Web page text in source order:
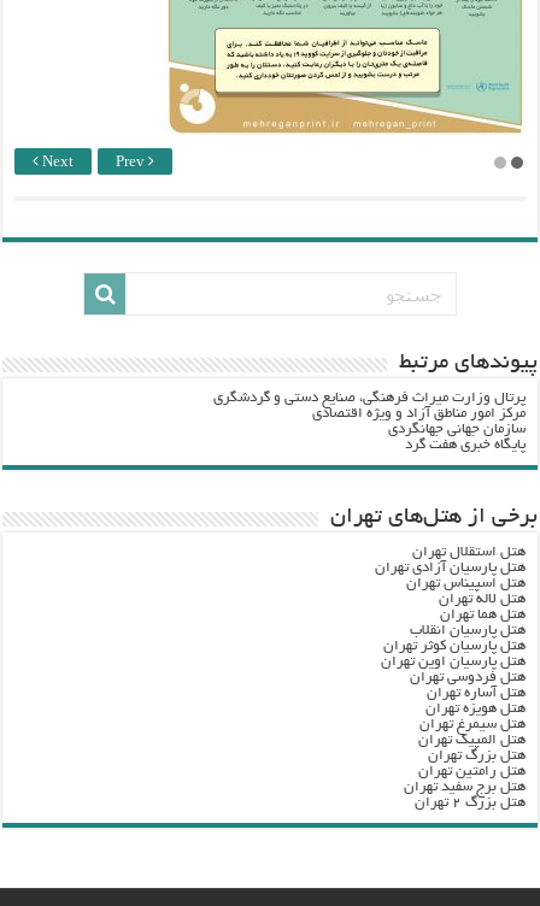
Next Prev
پيوندهاي مرتبط
پرتال وزارت ميراث فرهنگي، صنایع دستی و گردشگري
مرکز امور مناطق آزاد و ویژه اقتصادی
سازمان جهانی جهانگردی
پایگاه خبری هفت گرد
برخی از هتل‌های تهران
هتل استقلال تهران
هتل پارسیان آزادی تهران
هتل اسپیناس تهران
هتل لاله تهران
هتل هما تهران
هتل پارسیان انقلاب
هتل پارسیان کوثر تهران
هتل پارسیان اوین تهران
هتل فردوسی تهران
هتل آساره تهران
هتل هویزه تهران
هتل سیمرغ تهران
هتل المپیک تهران
هتل بزرگ تهران
هتل رامتین تهران
هتل برج سفید تهران
هتل بزرگ ۲ تهران